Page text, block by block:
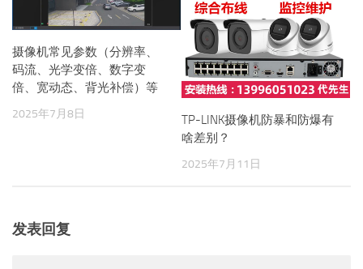
摄像机常见参数（分辨率、
码流、光学变倍、数字变
倍、宽动态、背光补偿）等
2025年7月8日
TP-LINK摄像机防暴和防爆有
啥差别？
2025年7月11日
发表回复